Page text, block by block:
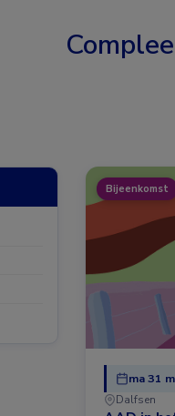
Bijeenkomst
ma 31
Dalfsen